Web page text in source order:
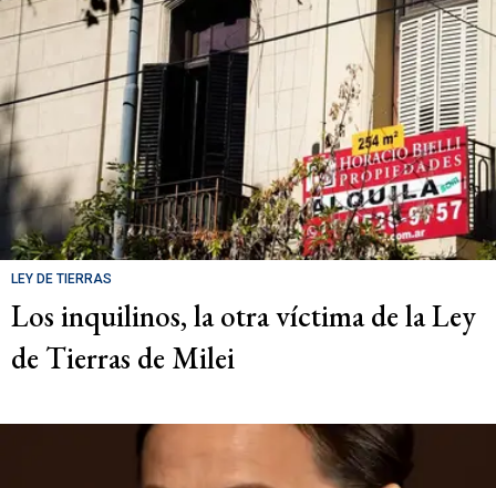
LEY DE TIERRAS
Los inquilinos, la otra víctima de la Ley
de Tierras de Milei